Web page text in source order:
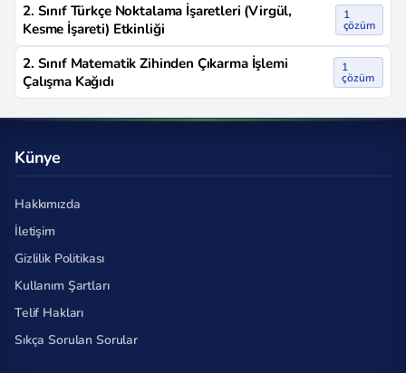
2. Sınıf Türkçe Noktalama İşaretleri (Virgül,
Kesme İşareti) Etkinliği
1
çözüm
2. Sınıf Matematik Zihinden Çıkarma İşlemi
Çalışma Kağıdı
1
çözüm
Künye
Hakkımızda
İletişim
Gizlilik Politikası
Kullanım Şartları
Telif Hakları
Sıkça Sorulan Sorular